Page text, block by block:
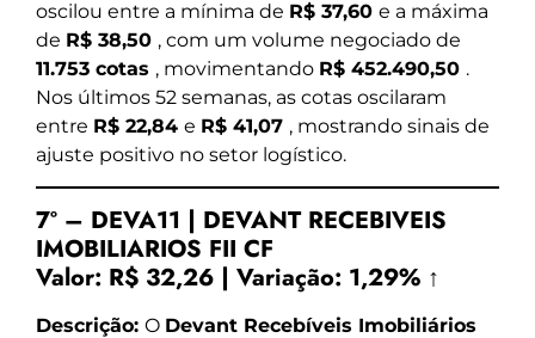
oscilou entre a mínima de R$ 37,60 e a máxima
de R$ 38,50 , com um volume negociado de
11.753 cotas , movimentando R$ 452.490,50 .
Nos últimos 52 semanas, as cotas oscilaram
entre R$ 22,84 e R$ 41,07 , mostrando sinais de
ajuste positivo no setor logístico.
7º – DEVA11 | DEVANT RECEBIVEIS
IMOBILIARIOS FII CF
Valor: R$ 32,26 | Variação: 1,29% ↑
Descrição: O Devant Recebíveis Imobiliários